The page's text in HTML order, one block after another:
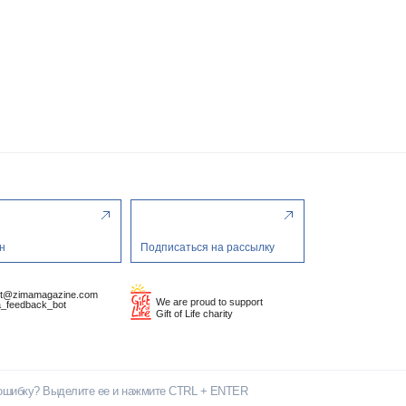
Подписаться на рассылку
We are proud to support
Gift of Life charity
Выделите ее и нажмите CTRL + ENTER